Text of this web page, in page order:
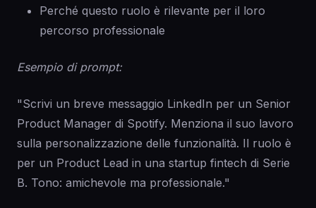
Perché questo ruolo è rilevante per il loro
percorso professionale
Esempio di prompt:
"Scrivi un breve messaggio LinkedIn per un Senior
Product Manager di Spotify. Menziona il suo lavoro
sulla personalizzazione delle funzionalità. Il ruolo è
per un Product Lead in una startup fintech di Serie
B. Tono: amichevole ma professionale."